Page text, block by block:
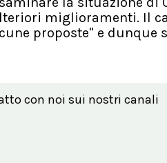
miglioramenti. Il
proposte" e dunque
con noi sui nostri canali